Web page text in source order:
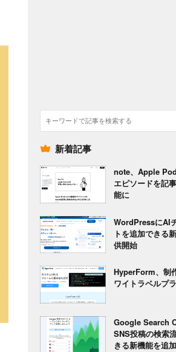
検
索
新着記事
note、Apple
エピソードを記
能に
WordPressにAI
トを追加できる
供開始
HyperForm、制
ワイトラベルプ
Google Search
SNS投稿の検索
きる新機能を追加